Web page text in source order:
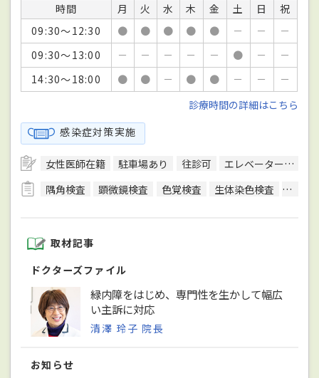
時間 月 火 水 木 金 土 日
祝
09:30～12:30
● ● ● ● ● － －
－
09:30～13:00
－ － － － － ● －
－
14:30～18:00
● ● － ● ● － －
－
診療時間の詳細はこちら
感染症対策実施
女性医師在籍 駐車場あり 往診可 エレベーターあり
隅角検査
顕微鏡検査 色覚検査 生体染色検査 調節
取材記事
ドクターズファイル
緑内障をはじめ、専門性を生かして幅広
い主訴に対応
清澤 玲子 院長
お知らせ